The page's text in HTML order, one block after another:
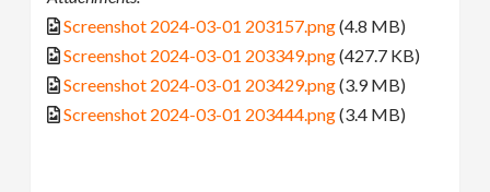
Screenshot 2024-03-01 203157.png(4.8 MB)
Screenshot 2024-03-01 203349.png(427.7 KB)
Screenshot 2024-03-01 203429.png(3.9 MB)
Screenshot 2024-03-01 203444.png(3.4 MB)